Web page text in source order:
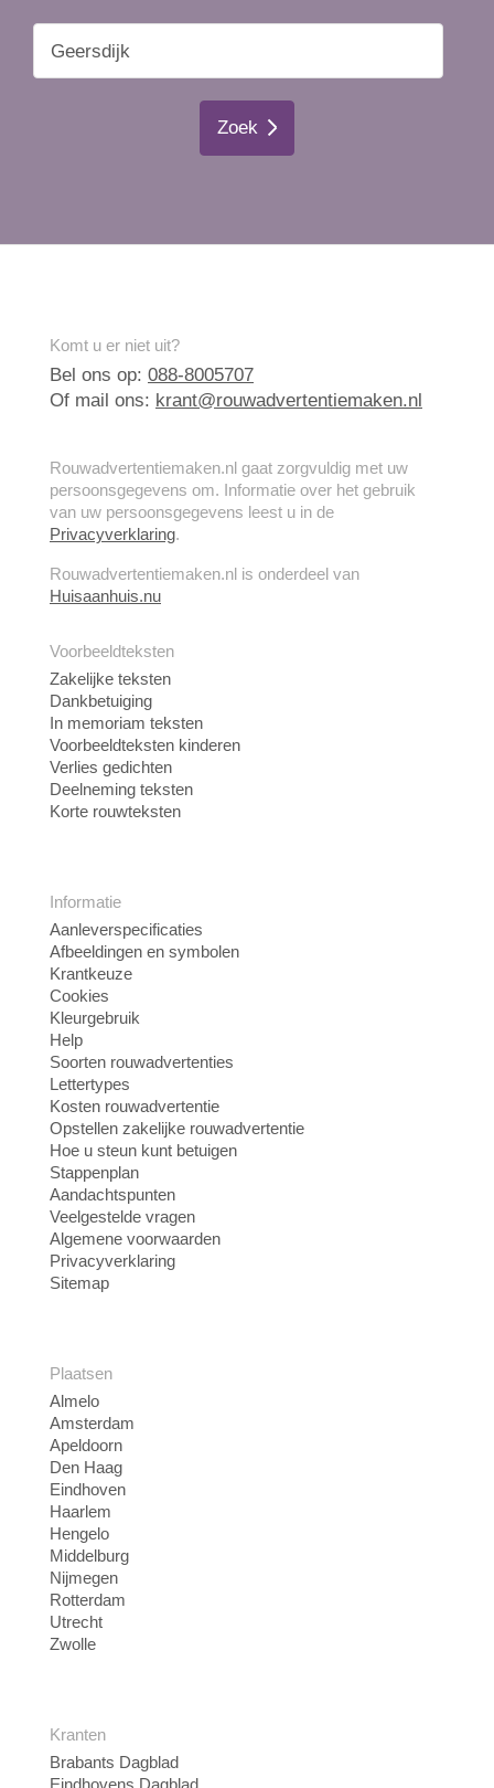
Zoek
Komt u er niet uit?
Bel ons op: 088-8005707
Of mail ons: krant@rouwadvertentiemaken.nl
Rouwadvertentiemaken.nl gaat zorgvuldig met uw
persoonsgegevens om. Informatie over het gebruik
van uw persoonsgegevens leest u in de
Privacyverklaring.
Rouwadvertentiemaken.nl is onderdeel van
Huisaanhuis.nu
Voorbeeldteksten
Zakelijke teksten
Dankbetuiging
In memoriam teksten
Voorbeeldteksten kinderen
Verlies gedichten
Deelneming teksten
Korte rouwteksten
Informatie
Aanleverspecificaties
Afbeeldingen en symbolen
Krantkeuze
Cookies
Kleurgebruik
Help
Soorten rouwadvertenties
Lettertypes
Kosten rouwadvertentie
Opstellen zakelijke rouwadvertentie
Hoe u steun kunt betuigen
Stappenplan
Aandachtspunten
Veelgestelde vragen
Algemene voorwaarden
Privacyverklaring
Sitemap
Plaatsen
Almelo
Amsterdam
Apeldoorn
Den Haag
Eindhoven
Haarlem
Hengelo
Middelburg
Nijmegen
Rotterdam
Utrecht
Zwolle
Kranten
Brabants Dagblad
Eindhovens Dagblad